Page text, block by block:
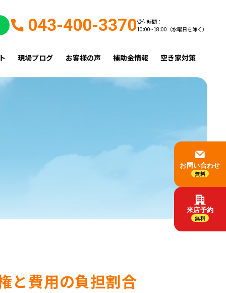
お問い合わせ
無料
来店予約
無料
043-400-3370受付時間：
10:00~18:00（水曜日を除く）
現場ブログ お客様の声 補助金情報 空き家対策
と費用の負担割合